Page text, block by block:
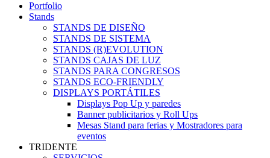
Portfolio
Stands
STANDS DE DISEÑO
STANDS DE SISTEMA
STANDS (R)EVOLUTION
STANDS CAJAS DE LUZ
STANDS PARA CONGRESOS
STANDS ECO-FRIENDLY
DISPLAYS PORTÁTILES
Displays Pop Up y paredes
Banner publicitarios y Roll Ups
Mesas Stand para ferias y Mostradores para
eventos
TRIDENTE